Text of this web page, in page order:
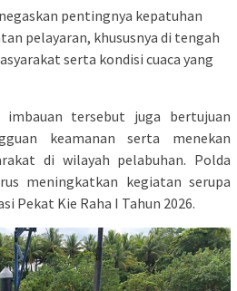
pentingnya kepatuhan
pelayaran, khususnya di tengah
serta kondisi cuaca yang
tersebut juga bertujuan
keamanan serta menekan
di wilayah pelabuhan. Polda
meningkatkan kegiatan serupa
Pekat Kie Raha I Tahun 2026.